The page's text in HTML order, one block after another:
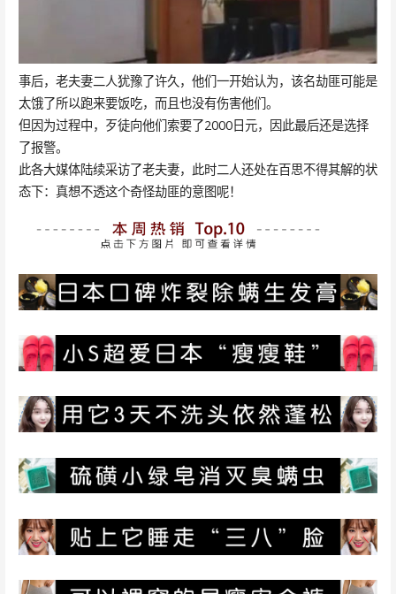
事后，老夫妻二人犹豫了许久，他们一开始认为，该名劫匪可能是
太饿了所以跑来要饭吃，而且也没有伤害他们。
但因为过程中，歹徒向他们索要了2000日元，因此最后还是选择
了报警。
此各大媒体陆续采访了老夫妻，此时二人还处在百思不得其解的状
态下：真想不透这个奇怪劫匪的意图呢！